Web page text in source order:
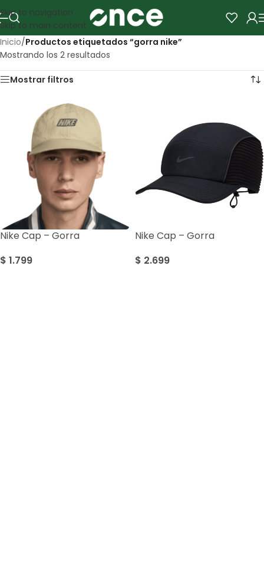
Skip to navigation
Skip to main content
Inicio/Productos etiquetados “gorra nike”
Mostrando los 2 resultados
Mostrar filtros
Nike Cap – Gorra
$ 1.799
Nike Cap – Gorra
$ 2.699